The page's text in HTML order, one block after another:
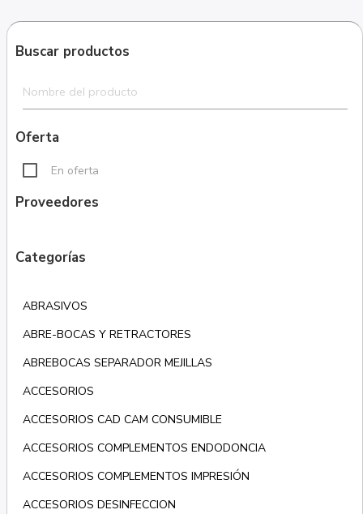
Buscar productos
Oferta
En oferta
Proveedores
Categorías
ABRASIVOS
ABRE-BOCAS Y RETRACTORES
ABREBOCAS SEPARADOR MEJILLAS
ACCESORIOS
ACCESORIOS CAD CAM CONSUMIBLE
ACCESORIOS COMPLEMENTOS ENDODONCIA
ACCESORIOS COMPLEMENTOS IMPRESIÓN
ACCESORIOS DESINFECCION